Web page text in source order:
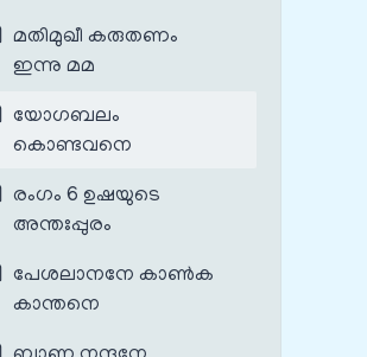
മതിമുഖീ കരുതണം
ഇന്നു മമ
യോഗബലം
കൊണ്ടവനെ
രംഗം 6 ഉഷയുടെ
അന്തഃപ്പുരം
പേശലാനനേ കാൺക
കാന്തനെ